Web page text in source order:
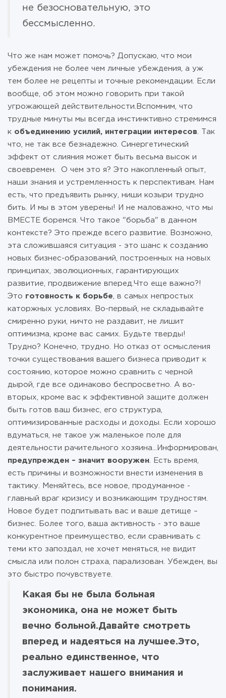
не безосновательную, это
бессмысленно.
Что же нам может помочь? Допускаю, что мои
убеждения не более чем личные убеждения, а уж
тем более не рецепты и точные рекомендации. Если
вообще, об этом можно говорить при такой
угрожающей действительности.Вспомним, что
трудные минуты мы всегда инстинктивно стремимся
к объединению усилий, интеграции интересов . Так
что, не так все безнадежно. Синергетический
эффект от слияния может быть весьма высок и
своевремен. О чем это я? Это накопленный опыт,
наши знания и устремленность к перспективам. Нам
есть, что предъявить рынку, ниши козыри трудно
бить. И мы в этом уверены! И не маловажно, что мы
ВМЕСТЕ боремся. Что такое "борьба" в данном
контексте? Это прежде всего развитие. Возможно,
эта сложившаяся ситуация - это шанс к созданию
новых бизнес-образований, построенных на новых
принципах, эволюционных, гарантирующих
развитие, продвижение вперед.Что еще важно?!
Это готовность к борьбе , в самых непростых
каторжных условиях. Во-первый, не складывайте
смиренно руки, ничто не раздавит, не лишит
оптимизма, кроме вас самих. Будьте тверды!
Трудно? Конечно, трудно. Но отказ от осмысления
точки существования вашего бизнеса приводит к
состоянию, которое можно сравнить с черной
дырой, где все одинаково беспросветно. А во-
вторых, кроме вас к эффективной защите должен
быть готов ваш бизнес, его структура,
оптимизированные расходы и доходы. Если хорошо
вдуматься, не такое уж маленькое поле для
деятельности рачительного хозяина...Информирован,
предупрежден – значит вооружен . Есть время,
есть причины и возможности внести изменения в
тактику. Меняйтесь, все новое, продуманное -
главный враг кризису и возникающим трудностям.
Новое будет подпитывать вас и ваше детище –
бизнес. Более того, ваша активность - это ваше
конкурентное преимущество, если сравнивать с
теми кто запоздал, не хочет меняться, не видит
смысла или полон страха, парализован. Убежден, вы
это быстро почувствуете.
Какая бы не была больная
экономика, она не может быть
вечно больной.Давайте смотреть
вперед и надеяться на лучшее.Это,
реально единственное, что
заслуживает нашего внимания и
понимания.